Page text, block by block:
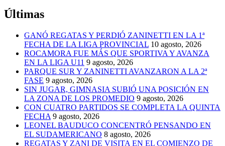
Últimas
GANÓ REGATAS Y PERDIÓ ZANINETTI EN LA 1ª
FECHA DE LA LIGA PROVINCIAL 10 agosto, 2026
ROCAMORA FUE MÁS QUE SPORTIVA Y AVANZA
EN LA LIGA U11 9 agosto, 2026
PARQUE SUR Y ZANINETTI AVANZARON A LA 2ª
FASE 9 agosto, 2026
SIN JUGAR, GIMNASIA SUBIÓ UNA POSICIÓN EN
LA ZONA DE LOS PROMEDIO 9 agosto, 2026
CON CUATRO PARTIDOS SE COMPLETA LA QUINTA
FECHA 9 agosto, 2026
LEONEL BAUDUCO CONCENTRÓ PENSANDO EN
EL SUDAMERICANO 8 agosto, 2026
REGATAS Y ZANI DE VISITA EN EL COMIENZO DE